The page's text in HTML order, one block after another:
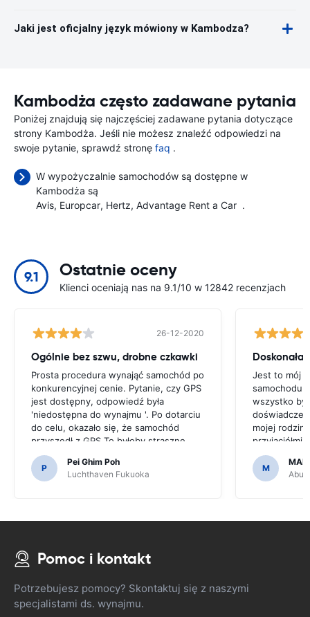
Jaki jest oficjalny język mówiony w Kambodza?
Kambodża często zadawane pytania
Poniżej znajdują się najczęściej zadawane pytania dotyczące
strony Kambodża. Jeśli nie możesz znaleźć odpowiedzi na
swoje pytanie, sprawdź stronę faq .
W wypożyczalnie samochodów są dostępne w
Kambodża są
Avis Europcar Hertz Advantage Rent a Car .
9.1 Ostatnie oceny
Klienci oceniają nas na 9.1/10 w 12842 recenzjach
26-12-2020
Ogólnie bez szwu, drobne czkawki
Prosta procedura wynająć samochód po
konkurencyjnej cenie. Pytanie, czy GPS
jest dostępny, odpowiedź była
'niedostępna do wynajmu '. Po dotarciu
do celu, okazało się, że samochód
przyszedł z GPS.To byłoby straszne,
gdybyśmy zdecydowali się na zakup
GPS, ponieważ trzeba było poruszać po
japońskich drogach.
P
Pei Ghim Poh
Luchthaven Fukuoka
Doskonała
Jest to mój
samochodu
wszystko
mojej
przyjaciółmi
jest niedrogi
M
Abu
Pomoc i kontakt
Potrzebujesz pomocy? Skontaktuj się z naszymi
specjalistami ds. wynajmu.